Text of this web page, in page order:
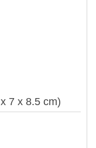
7 x 8.5 cm)